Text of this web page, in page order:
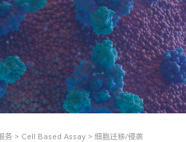
务 > Cell Based Assay > 细胞迁移/侵袭